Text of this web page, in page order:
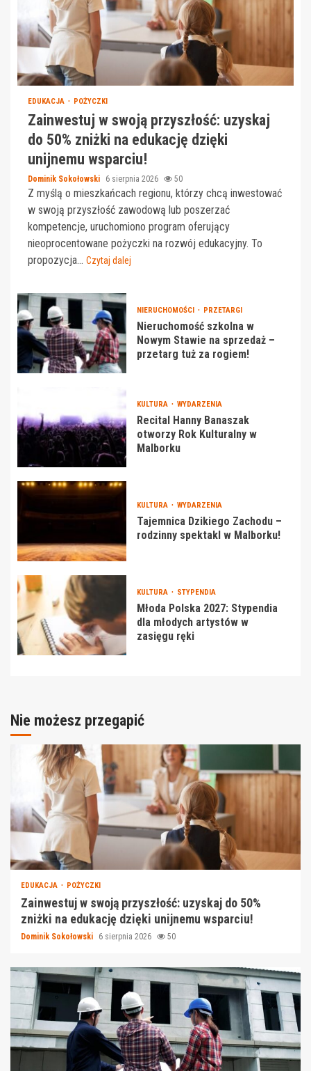
EDUKACJA POŻYCZKI
Zainwestuj w swoją przyszłość: uzyskaj
do 50% zniżki na edukację dzięki
unijnemu wsparciu!
Dominik Sokołowski 6 sierpnia 2026 50
Z myślą o mieszkańcach regionu, którzy chcą inwestować
w swoją przyszłość zawodową lub poszerzać
kompetencje, uruchomiono program oferujący
nieoprocentowane pożyczki na rozwój edukacyjny. To
propozycja... Czytaj dalej
NIERUCHOMOŚCI PRZETARGI
Nieruchomość szkolna w
Nowym Stawie na sprzedaż –
przetarg tuż za rogiem!
KULTURA WYDARZENIA
Recital Hanny Banaszak
otworzy Rok Kulturalny w
Malborku
KULTURA WYDARZENIA
Tajemnica Dzikiego Zachodu –
rodzinny spektakl w Malborku!
KULTURA STYPENDIA
Młoda Polska 2027: Stypendia
dla młodych artystów w
zasięgu ręki
Nie możesz przegapić
EDUKACJA POŻYCZKI
Zainwestuj w swoją przyszłość: uzyskaj do 50%
zniżki na edukację dzięki unijnemu wsparciu!
Dominik Sokołowski 6 sierpnia 2026 50